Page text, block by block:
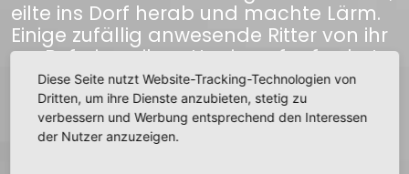
eilte ins Dorf herab und machte Lärm.
Einige zufällig anwesende Ritter von ihr
zur Befreiung ihrer Herrin aufgefordert,
beschlossen, wo möglich das
Raubschloß durch Ueberfall zu
nehmen, es glückte ihnen auch, weil die
Besatzung eben nicht im Schlosse war,
Diese Seite nutzt Website-Tracking-Technologien von
Dritten, um ihre Dienste anzubieten, stetig zu
verbessern und Werbung entsprechend den Interessen
der Nutzer anzuzeigen.